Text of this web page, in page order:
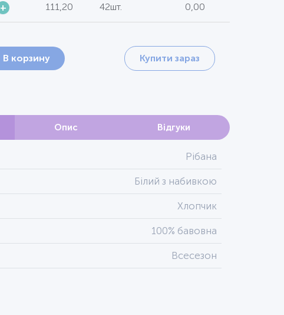
+ 111,20 42шт. 0,00
В корзину Купити зараз
Опис Відгуки
Рібана
Білий з набивкою
Хлопчик
100% бавовна
Всесезон